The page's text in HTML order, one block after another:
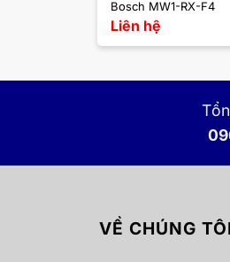
Bosch MW1-RX-F4
Liên hệ
VỀ CHÚNG